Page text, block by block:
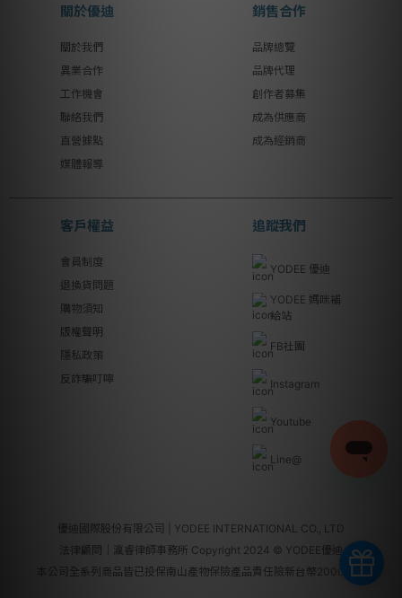
關於優迪
關於我們
異業合作
工作機會
聯絡我們
直營據點
媒體報導
銷售合作
品牌總覽
品牌代理
創作者募集
成為供應商
成為經銷商
客戶權益
會員制度
退換貨問題
購物須知
版權聲明
隱私政策
反詐騙叮嚀
追蹤我們
YODEE 優迪
YODEE 媽咪補
給站
FB社團
Instagram
Youtube
Line@
優迪國際股份有限公司 | YODEE INTERNATIONAL CO., LTD
法律顧問｜瀛睿律師事務所 Copyright 2024 © YODEE優迪
本公司全系列商品皆已投保南山產物保險產品責任險新台幣2000萬元